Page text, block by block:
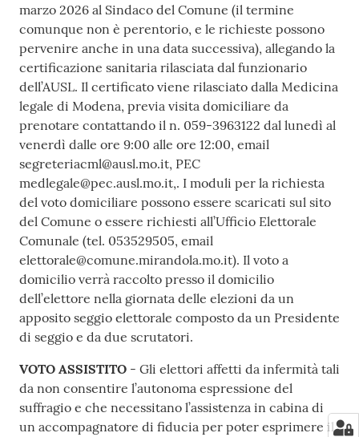
marzo 2026 al Sindaco del Comune (il termine
comunque non è perentorio, e le richieste possono
pervenire anche in una data successiva), allegando la
certificazione sanitaria rilasciata dal funzionario
dell’AUSL. Il certificato viene rilasciato dalla Medicina
legale di Modena, previa visita domiciliare da
prenotare contattando il n. 059-3963122 dal lunedì al
venerdì dalle ore 9:00 alle ore 12:00, email
segreteriacml@ausl.mo.it, PEC
medlegale@pec.ausl.mo.it,. I moduli per la richiesta
del voto domiciliare possono essere scaricati sul sito
del Comune o essere richiesti all’Ufficio Elettorale
Comunale (tel. 053529505, email
elettorale@comune.mirandola.mo.it). Il voto a
domicilio verrà raccolto presso il domicilio
dell’elettore nella giornata delle elezioni da un
apposito seggio elettorale composto da un Presidente
di seggio e da due scrutatori.
VOTO ASSISTITO - Gli elettori affetti da infermità tali
da non consentire l’autonoma espressione del
suffragio e che necessitano l’assistenza in cabina di
un accompagnatore di fiducia per poter esprimere il